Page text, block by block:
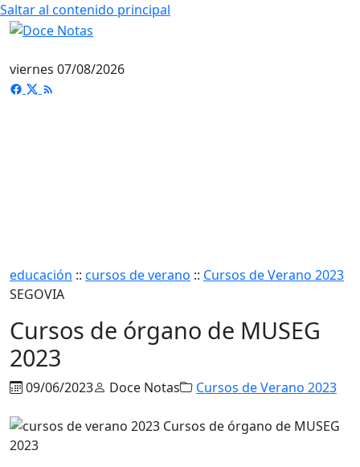
Saltar al contenido principal
viernes 07/08/2026
educación :: cursos de verano :: Cursos de Verano 2023
SEGOVIA
Cursos de órgano de MUSEG
2023
09/06/2023 Doce Notas Cursos de Verano 2023